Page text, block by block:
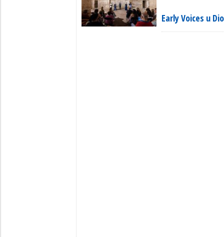
Early Voices u